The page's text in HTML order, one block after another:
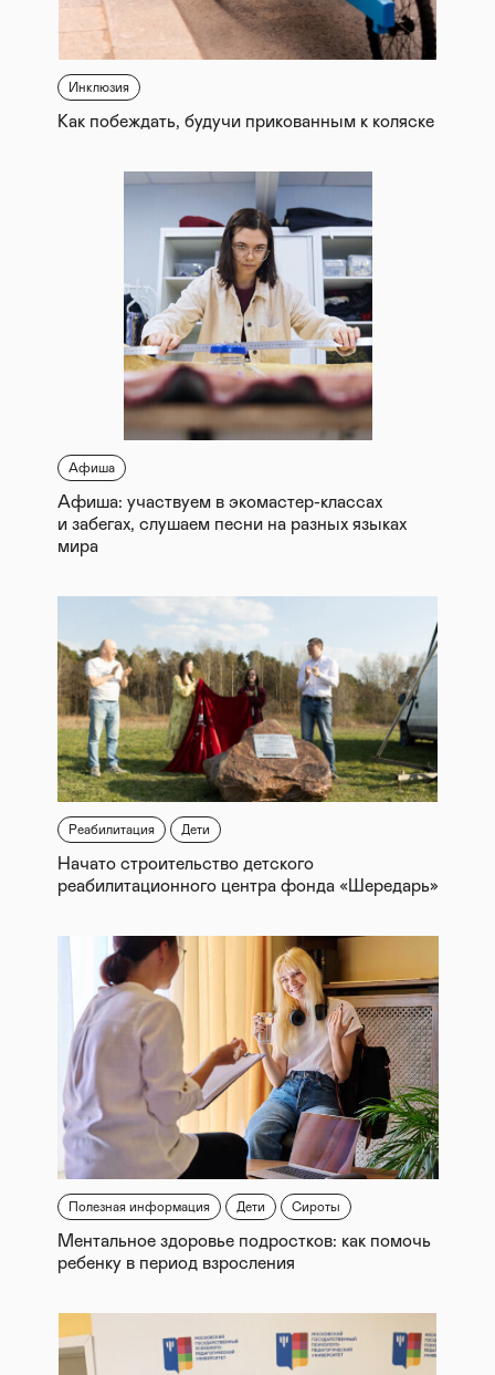
Инклюзия
Как побеждать, будучи прикованным к коляске
Афиша
Афиша: участвуем в экомастер-классах
и забегах, слушаем песни на разных языках
мира
Реабилитация Дети
Начато строительство детского
реабилитационного центра фонда «Шередарь»
Полезная информация Дети Сироты
Ментальное здоровье подростков: как помочь
ребенку в период взросления